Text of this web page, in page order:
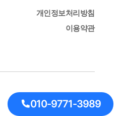
010-9771-3989
개인정보처리방침
이용약관